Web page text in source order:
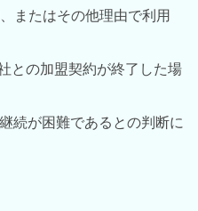
またはその他理由で利用
との加盟契約が終了した場
続が困難であるとの判断に